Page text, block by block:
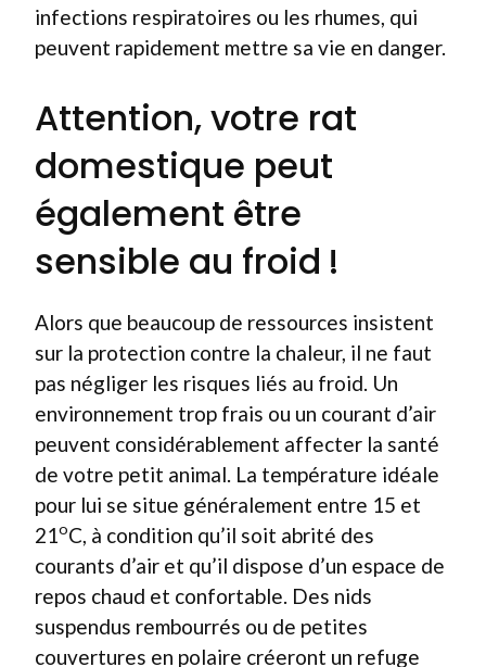
infections respiratoires ou les rhumes, qui
peuvent rapidement mettre sa vie en danger.
Attention, votre rat
domestique peut
également être
sensible au froid !
Alors que beaucoup de ressources insistent
sur la protection contre la chaleur, il ne faut
pas négliger les risques liés au froid. Un
environnement trop frais ou un courant d’air
peuvent considérablement affecter la santé
de votre petit animal. La température idéale
pour lui se situe généralement entre 15 et
21oC, à condition qu’il soit abrité des
courants d’air et qu’il dispose d’un espace de
repos chaud et confortable. Des nids
suspendus rembourrés ou de petites
couvertures en polaire créeront un refuge